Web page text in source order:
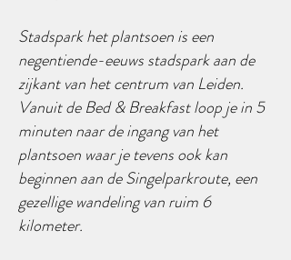
Stadspark het plantsoen is een
negentiende-eeuws stadspark aan de
zijkant van het centrum van Leiden.
Vanuit de Bed & Breakfast loop je in 5
minuten naar de ingang van het
plantsoen waar je tevens ook kan
beginnen aan de Singelparkroute, een
gezellige wandeling van ruim 6
kilometer.